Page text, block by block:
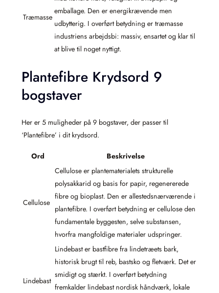
Træmasse
emballage. Den er energikrævende men
udbytterig. I overført betydning er træmasse
industriens arbejdsbi: massiv, ensartet og klar til
at blive til noget nyttigt.
Plantefibre Krydsord 9
bogstaver
Her er 5 muligheder på 9 bogstaver, der passer til
‘Plantefibre’ i dit krydsord.
Ord Beskrivelse
Cellulose
Cellulose er plantematerialets strukturelle
polysakkarid og basis for papir, regenererede
fibre og bioplast. Den er allestedsnærværende i
plantefibre. I overført betydning er cellulose den
fundamentale byggesten, selve substansen,
hvorfra mangfoldige materialer udspringer.
Lindebast
Lindebast er bastfibre fra lindetræets bark,
historisk brugt til reb, bastsko og fletværk. Det er
smidigt og stærkt. I overført betydning
fremkalder lindebast nordisk håndværk, lokale